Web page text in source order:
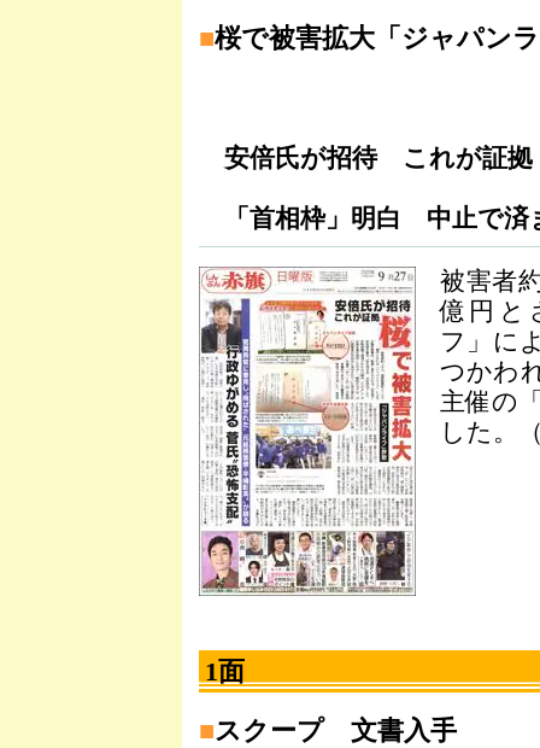
■桜で被害拡大「ジャパン
安倍氏が招待 これが証拠
「首相枠」明白 中止で済
被害者
億円と
フ」に
つかわ
主催の
した。
1面
■スクープ 文書入手